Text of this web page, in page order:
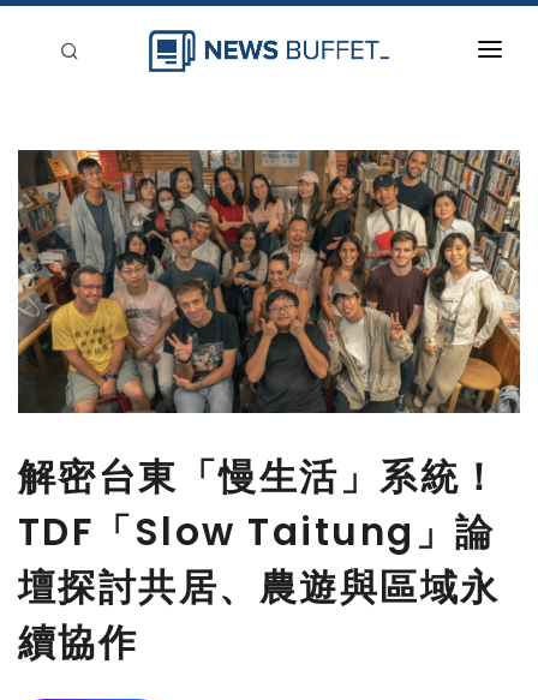
新聞稿分類
登入
刊登
解密台東「慢生活」系統！
TDF「Slow Taitung」論
壇探討共居、農遊與區域永
續協作